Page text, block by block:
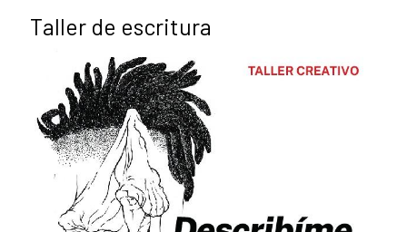
Taller de escritura